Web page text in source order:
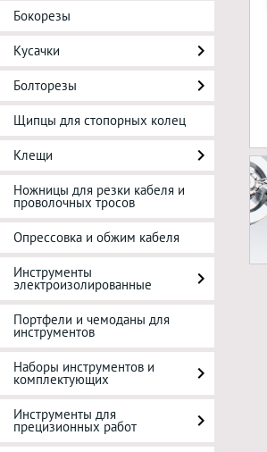
Бокорезы
Кусачки
Болторезы
Щипцы для стопорных колец
Клещи
Ножницы для резки кабеля и
проволочных тросов
Опрессовка и обжим кабеля
Инструменты
электроизолированные
Портфели и чемоданы для
инструментов
Наборы инструментов и
комплектующих
Инструменты для
прецизионных работ